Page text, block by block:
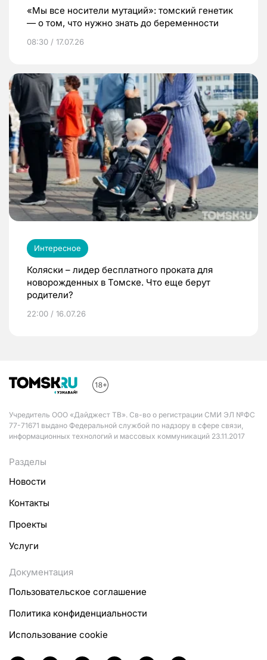
«Мы все носители мутаций»: томский генетик
— о том, что нужно знать до беременности
08:30 / 17.07.26
Интересное
Коляски – лидер бесплатного проката для
новорожденных в Томске. Что еще берут
родители?
22:00 / 16.07.26
Учредитель ООО «Дайджест ТВ». Св-во о регистрации СМИ ЭЛ №ФС
77-71671 выдано Федеральной службой по надзору в сфере связи,
информационных технологий и массовых коммуникаций 23.11.2017
Разделы
Новости
Контакты
Проекты
Услуги
Документация
Пользовательское соглашение
Политика конфиденциальности
Использование cookie